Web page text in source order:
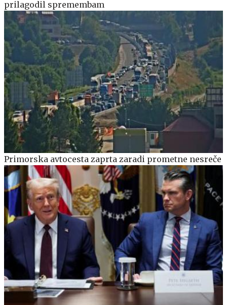
prilagodil spremembam
Primorska avtocesta zaprta zaradi prometne nesreče